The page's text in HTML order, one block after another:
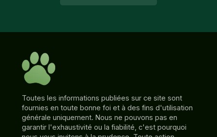
Toutes les informations publiées sur ce site sont
fournies en toute bonne foi et à des fins d'utilisation
générale uniquement. Nous ne pouvons pas en
garantir l'exhaustivité ou la fiabilité, c'est pourquoi